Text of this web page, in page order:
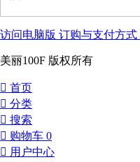
访问电脑版 订购与支付方式
美丽100F 版权所有
󰀁 首页
󰀂 分类
󰀃 搜索
󰀄 购物车 0
󰀅 用户中心